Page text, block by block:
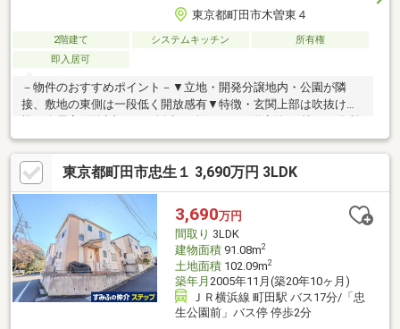
東京都町田市木曽東４
2階建て システムキッチン
所有権
即入居可
－物件のおすすめポイント－▼立地・開発分譲地内・公園が隣
接、敷地の東側は一段低く開放感有▼特徴・玄関上部は吹抜け仕
用も可・独立キッチンは2WAY仕様、家事動線良好・主寝室に書斎
が隣接、リモートワーク等に活用可・小屋裏収納付・ゆったりと
した1坪バス・駐車2台可(車種による)▼周辺環境・スーパー
「SANWA木曽店」徒歩7分(約500m)・町田市立忠生第三小学校 徒
歩7分(約550m)■ ご希望の住まい探しをお手伝いします
━━━━━・・・物件の詳細・ご相談はお気軽にお問い合わせく
ださい。
東京都町田市忠生１ 3,690万円 3LDK
3,690万円
間取り 3LDK
建物面積91.08m2
土地面積102.09m2
築年月 2005年11月(築20年10ヶ月)
ＪＲ横浜線 町田駅 バス17分/「忠
生公園前」バス停 停歩2分